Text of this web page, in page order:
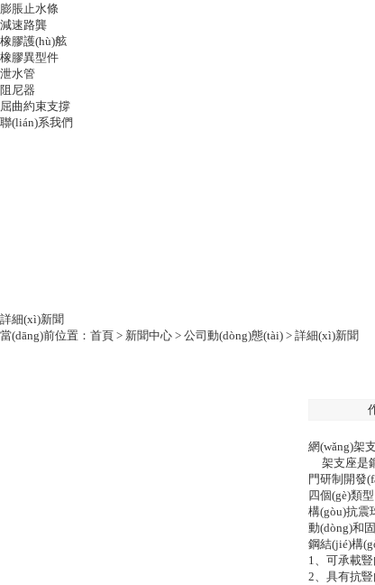
膨脹止水條
減速路龔
橡膠護(hù)舷
橡膠異型件
泄水管
阻尼器
屈曲約束支撐
聯(lián)系我們
詳細(xì)新聞
當(dāng)前位置： 首頁 > 新聞中心 > 公司動(dòng)態(tài) > 詳細(xì)新聞
網(wǎng)架
架支座是
門研制開發
四個(gè)類型
構(gòu)抗震
動(dòng)和固
鋼結(jié)構
1、可承載豎
2、具有抗